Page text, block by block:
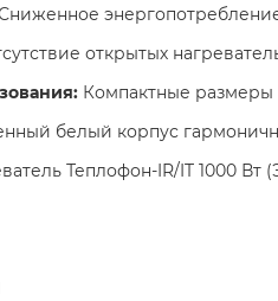
открытых
Компактные размеры
белый корпус
Теплофон-IR/IT 1000